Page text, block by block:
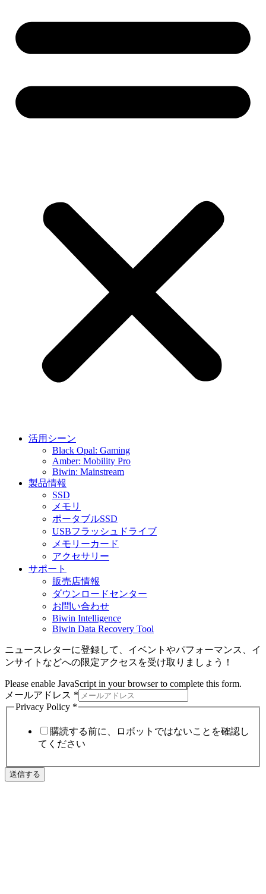
活用シーン
Black Opal: Gaming
Amber: Mobility Pro
Biwin: Mainstream
製品情報
SSD
メモリ
ポータブルSSD
USBフラッシュドライブ
メモリーカード
アクセサリー
サポート
販売店情報
ダウンロードセンター
お問い合わせ
Biwin Intelligence
Biwin Data Recovery Tool
ニュースレターに登録して、イベントやパフォーマンス、イ
ンサイトなどへの限定アクセスを受け取りましょう！
Please enable JavaScript in your browser to complete this form.
メールアドレス *
Privacy Policy *
購読する前に、ロボットではないことを確認し
てください
送信する